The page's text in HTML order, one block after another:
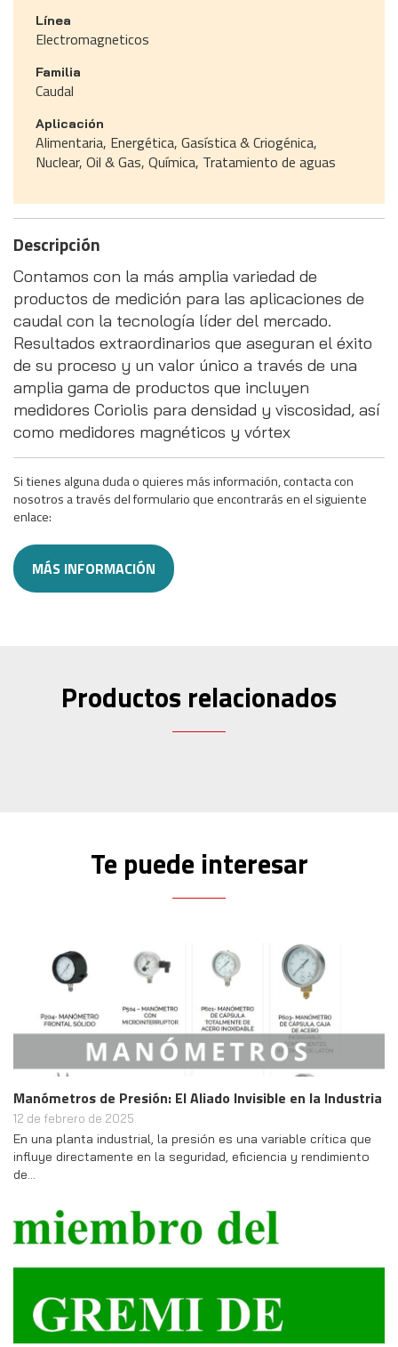
Línea
Electromagneticos
Familia
Caudal
Aplicación
Alimentaria, Energética, Gasística & Criogénica,
Nuclear, Oil & Gas, Química, Tratamiento de aguas
Descripción
Contamos con la más amplia variedad de
productos de medición para las aplicaciones de
caudal con la tecnología líder del mercado.
Resultados extraordinarios que aseguran el éxito
de su proceso y un valor único a través de una
amplia gama de productos que incluyen
medidores Coriolis para densidad y viscosidad, así
como medidores magnéticos y vórtex
Si tienes alguna duda o quieres más información, contacta con
nosotros a través del formulario que encontrarás en el siguiente
enlace:
MÁS INFORMACIÓN
Productos relacionados
Te puede interesar
Manómetros de Presión: El Aliado Invisible en la Industria
12 de febrero de 2025
En una planta industrial, la presión es una variable crítica que
influye directamente en la seguridad, eficiencia y rendimiento
de…